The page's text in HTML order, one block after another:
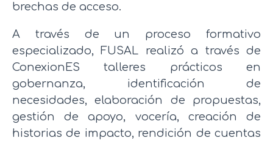
brechas de acceso.
A través de un proceso formativo
especializado, FUSAL realizó a través de
ConexionES talleres prácticos en
gobernanza, identificación de
necesidades, elaboración de propuestas,
gestión de apoyo, vocería, creación de
historias de impacto, rendición de cuentas